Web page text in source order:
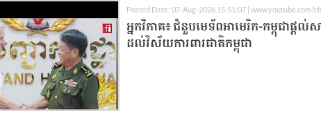
Posted Date: 07-Aug-2026 15:51:07 |
អ្នកវិភាគ៖ ជំនួបមេទ័ពអាមេរិក-កម្ពុជាផ្តល់
ដល់វិស័យការពារជាតិកម្ពុជា